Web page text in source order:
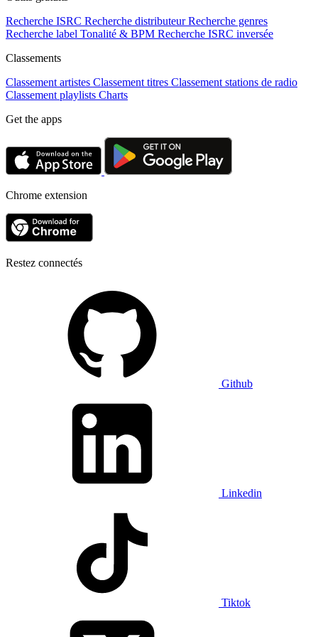
Recherche ISRC Recherche distributeur Recherche genres
Recherche label Tonalité & BPM Recherche ISRC inversée
Classements
Classement artistes Classement titres Classement stations de radio
Classement playlists Charts
Get the apps
Chrome extension
Restez connectés
Github
Linkedin
Tiktok